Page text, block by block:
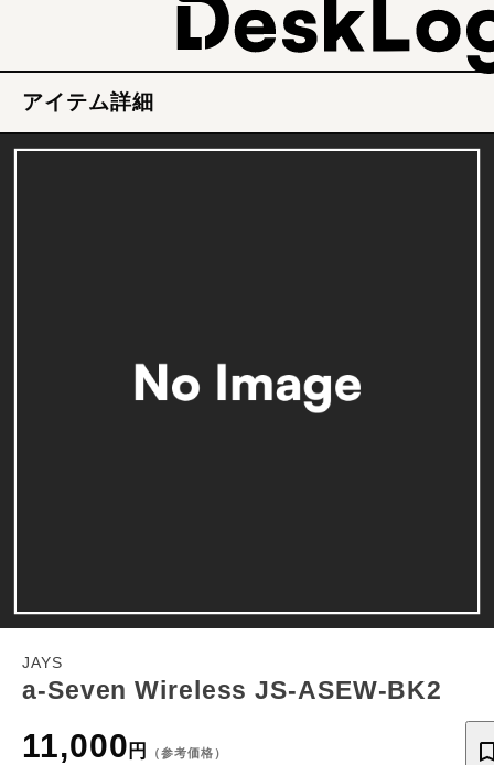
アイテム詳細
JAYS
a-Seven Wireless JS-ASEW-BK2
11,000 円 （参考価格）